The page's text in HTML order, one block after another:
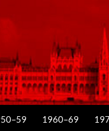
1960–69